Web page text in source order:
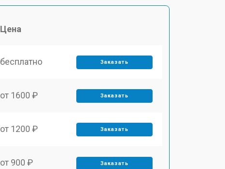
Цена
бесплатно Заказать
от 1600 ₽ Заказать
от 1200 ₽ Заказать
от 900 ₽ Заказать